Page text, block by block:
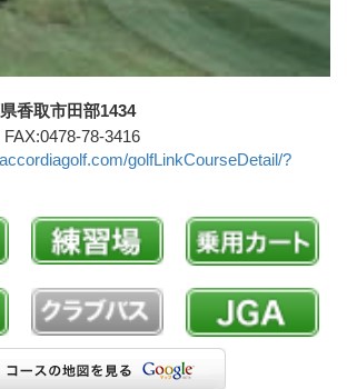
香取市田部1434
78-3416
golfLinkCourseDetail/?